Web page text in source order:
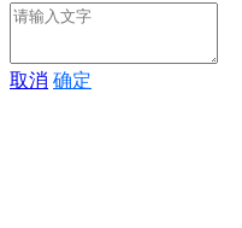
取消 确定